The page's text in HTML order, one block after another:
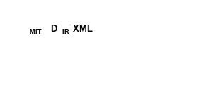
MIT D IR XML